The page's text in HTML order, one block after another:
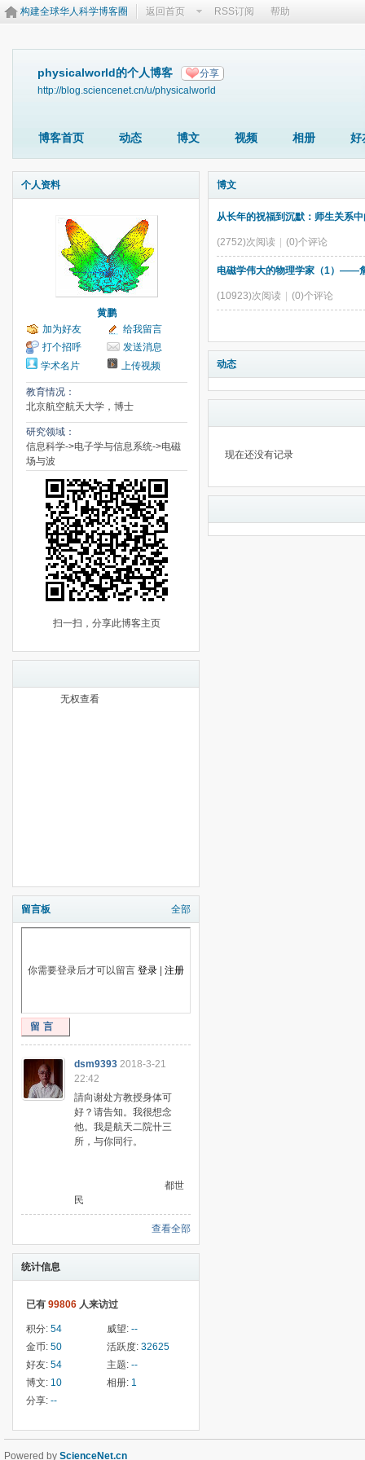
构建全球华人科学博客圈 返回首页 RSS订阅 帮助
physicalworld的个人博客 分享
http://blog.sciencenet.cn/u/physicalworld
博客首页 动态 博文 视频 相册 好
个人资料
黄鹏
加为好友
给我留言
打个招呼
发送消息
学术名片
上传视频
教育情况：
北京航空航天大学，博士
研究领域：
信息科学->电子学与信息系统->电磁
场与波
扫一扫，分享此博客主页
无权查看
留言板 全部
你需要登录后才可以留言 登录 注册
留言
dsm9393 2018-3-21
22:42
請向谢处方教授身体可
好？请告知。我很想念
他。我是航天二院卄三
所，与你同行。
都世
民
查看全部
统计信息
已有 99806 人来访过
积分: 54 威望: --
金币: 50 活跃度: 32625
好友: 54 主题: --
博文: 10 相册: 1
分享: --
博文
从长年的祝福到沉默：师生关系
(2752)次阅读 (0)个评论
电磁学伟大的物理学家（1）——
(10923)次阅读 (0)个评论
动态
现在还没有记录
Powered by ScienceNet.cn